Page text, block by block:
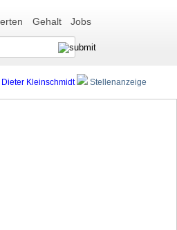
Gehalt Jobs
Kleinschmidt Stellenanzeige